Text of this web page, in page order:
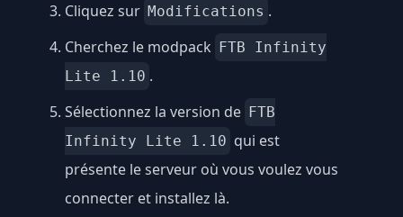
Cliquez sur Modifications .
Cherchez le modpack
FTB Infinity
Lite 1.10 .
Sélectionnez la version de FTB
Infinity Lite 1.10 qui est
présente le serveur où vous voulez vous
connecter et installez là.